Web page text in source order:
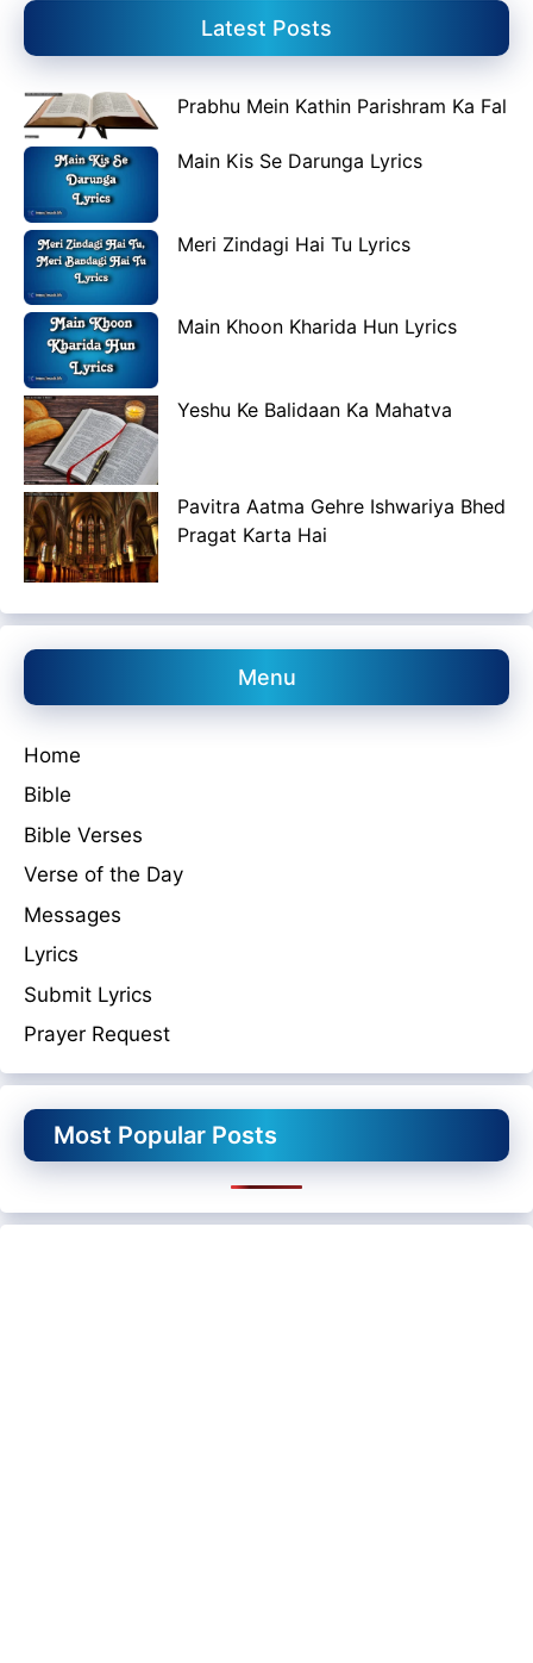
Latest Posts
Prabhu Mein Kathin Parishram Ka Fal
Main Kis Se Darunga Lyrics
Meri Zindagi Hai Tu Lyrics
Main Khoon Kharida Hun Lyrics
Yeshu Ke Balidaan Ka Mahatva
Pavitra Aatma Gehre Ishwariya Bhed
Pragat Karta Hai
Menu
Home
Bible
Bible Verses
Verse of the Day
Messages
Lyrics
Submit Lyrics
Prayer Request
Most Popular Posts